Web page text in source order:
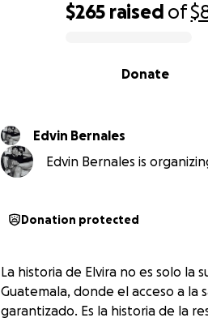
$265 raised of
Donate
Edvin Bernales
Edvin Bernales is
Donation protected
La historia de Elvira no es solo la
Guatemala, donde el acceso a la
garantizado. Es la historia de la